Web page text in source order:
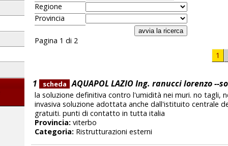
Regione
Provincia
Pagina 1 di 2
1
1 scheda AQUAPOL LAZIO Ing. ranucci lorenzo
la soluzione definitiva contro l'umidità nei muri. no tagli,
invasiva soluzione adottata anche dall'istituito centrale
gratuiti. punti di contatto in tutta italia
Provincia: viterbo
Categoria: Ristrutturazioni esterni